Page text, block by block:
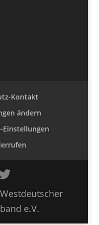
Kontakt
ändern
e.V.